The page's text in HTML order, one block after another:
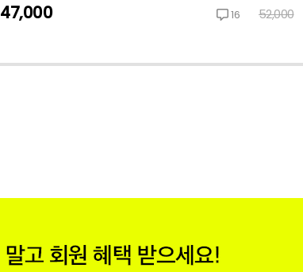
47,000 16 52,000